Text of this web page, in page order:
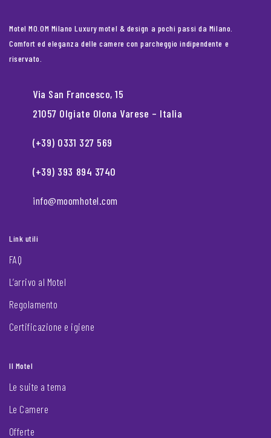
Motel MO.OM Milano Luxury motel & design a pochi passi da Milano.
Comfort ed eleganza delle camere con parcheggio indipendente e
riservato.
Via San Francesco, 15
21057 Olgiate Olona Varese – Italia
(+39) 0331 327 569
(+39) 393 894 3740
info@moomhotel.com
Link utili
FAQ
L’arrivo al Motel
Regolamento
Certificazione e igiene
Il Motel
Le suite a tema
Le Camere
Offerte